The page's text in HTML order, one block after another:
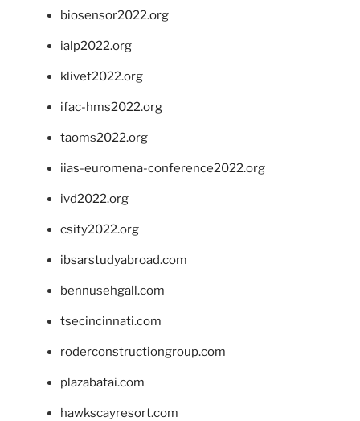
biosensor2022.org
ialp2022.org
klivet2022.org
ifac-hms2022.org
taoms2022.org
iias-euromena-conference2022.org
ivd2022.org
csity2022.org
ibsarstudyabroad.com
bennusehgall.com
tsecincinnati.com
roderconstructiongroup.com
plazabatai.com
hawkscayresort.com